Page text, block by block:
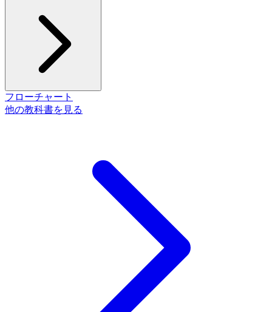
フローチャート
他の教科書を見る